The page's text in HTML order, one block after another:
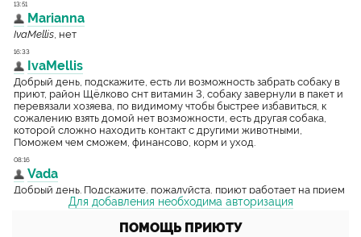
Для добавления необходима авторизация
ПОМОЩЬ ПРИЮТУ